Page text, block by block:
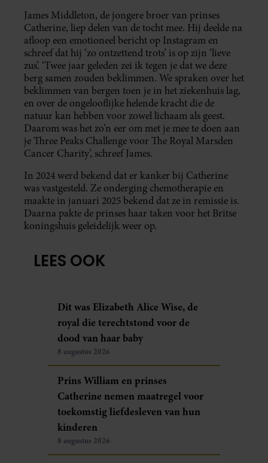
James Middleton, de jongere broer van prinses
Catherine, liep delen van de tocht mee. Hij deelde na
afloop een emotioneel bericht op Instagram en
schreef dat hij ‘zo ontzettend trots’ is op zijn ‘lieve
zus’. ‘Twee jaar geleden zei ik tegen je dat we deze
berg samen zouden beklimmen. We spraken over het
beklimmen van bergen toen je in het ziekenhuis lag,
en over de ongelooflijke helende kracht die de
natuur kan hebben voor zowel lichaam als geest.
Daarom was het zo’n eer om met je mee te doen aan
je Three Peaks Challenge voor The Royal Marsden
Cancer Charity’, schreef James.
In 2024 werd bekend dat er kanker bij Catherine
was vastgesteld. Ze onderging chemotherapie en
maakte in januari 2025 bekend dat ze in remissie is.
Daarna pakte de prinses haar taken voor het Britse
koningshuis geleidelijk weer op.
LEES OOK
Dit was Elizabeth Alice Wise, de
royal die terechtstond voor de
dood van haar baby
8 augustus 2026
Prins William en prinses
Catherine nemen maatregel voor
toekomstig liefdesleven van hun
kinderen
8 augustus 2026